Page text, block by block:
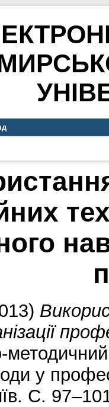
у
С.